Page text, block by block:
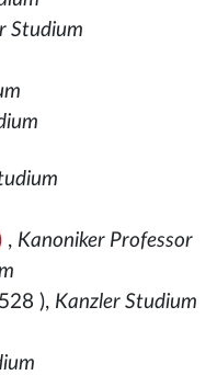
Studium
, Kanoniker Professor
), Kanzler Studium